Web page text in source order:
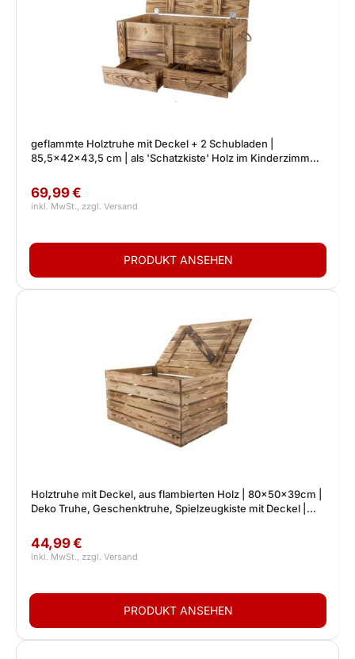
geflammte Holztruhe mit Deckel + 2 Schubladen |
85,5x42x43,5 cm | als 'Schatzkiste' Holz im Kinderzimmer
69,99 €
Holztruhe mit Deckel, aus flambierten Holz | 80x50x39cm |
Deko Truhe, Geschenktruhe, Spielzeugkiste mit Deckel |
44,99 €